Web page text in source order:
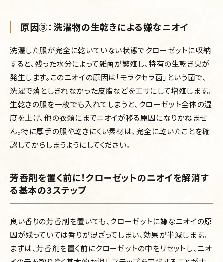
原因③：洗濯物の生乾きによる嫌なニオイ
洗濯した服が完全に乾いていない状態でクローゼットに収納
すると、残った水分によって雑菌が繁殖し、特有の生乾き臭が
発生します。このニオイの原因は「モラクセラ菌」という菌で、
洗濯で落としきれなかった皮脂などをエサにして増殖します。
生乾きの服を一枚でも入れてしまうと、クローゼット全体の湿
度を上げ、他の衣類にまでニオイが移る原因になりかねませ
ん。特に厚手の服や乾きにくい素材は、完全に乾いたことを確
認してからしまうようにしてください。
芳香剤を置く前に！クローゼットのニオイを解消す
る基本の3ステップ
良い香りの芳香剤を置いても、クローゼットに嫌なニオイの原
因が残っていては香りが混ざってしまい、効果が半減します。
まずは、芳香剤を置く前にクローゼットの中をリセットし、ニオ